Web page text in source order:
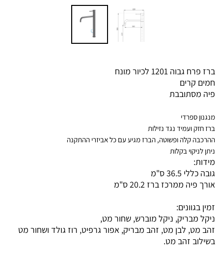
ברז פרח גבוה 1201 לכיור מונח
חמים קרים
פיה מסתובבת
מנגנון ספרדי
ברז חזק ועמיד נגד נזילות
ההרכבה קלה ופשוטה, הברז מגיע עם כל אביזרי ההתקנה
ניתן לניקוי בקלות
מידות:
גובה כללי 36.5 ס"מ
אורך פיה ממרכז ברז 20.2 ס"מ
זמין בגוונים:
ניקל מבריק, ניקל מוברש, שחור מט,
זהב מט, לבן מט, זהב מבריק, אפור גרפיט, רוז גולד ושחור מט
בשילוב זהב מט.